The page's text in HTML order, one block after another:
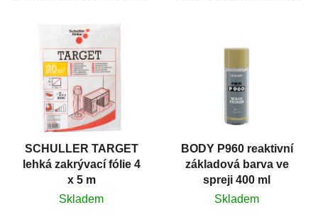
SCHULLER TARGET
lehká zakrývací fólie 4
x 5 m
Skladem
BODY P960 reaktivní
základová barva ve
spreji 400 ml
Skladem